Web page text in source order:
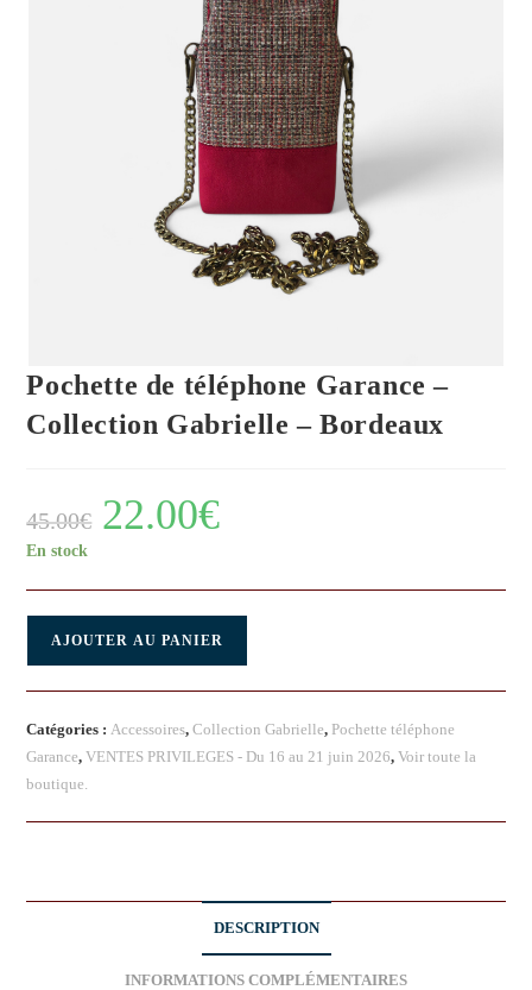
Pochette de téléphone Garance –
Collection Gabrielle – Bordeaux
45.00€ 22.00€
En stock
AJOUTER AU PANIER
Catégories :Accessoires,Collection Gabrielle, Pochette téléphone
Garance,VENTES PRIVILEGES - Du 16 au 21 juin 2026,Voir toute la
boutique.
DESCRIPTION
INFORMATIONS COMPLÉMENTAIRES